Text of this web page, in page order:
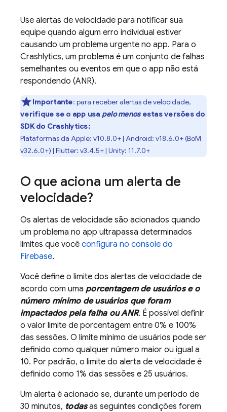
Use alertas de velocidade para notificar sua
equipe quando algum erro individual estiver
causando um problema urgente no app. Para o
Crashlytics, um problema é um conjunto de falhas
semelhantes ou eventos em que o app não está
respondendo (ANR).
Importante: para receber alertas de velocidade,
verifique se o app usa pelo menosestas versões do
SDK do Crashlytics:
Plataformas da Apple: v10.8.0+ | Android: v18.6.0+ (BoM
v32.6.0+) | Flutter: v3.4.5+ | Unity: 11.7.0+
O que aciona um alerta de
velocidade?
Os alertas de velocidade são acionados quando
um problema no app ultrapassa determinados
limites que você configura no console do
Firebase.
Você define o limite dos alertas de velocidade de
acordo com uma porcentagem de usuários e o
número mínimo de usuários que foram
impactados pela falha ou ANR. É possível definir
o valor limite de porcentagem entre 0% e 100%
das sessões. O limite mínimo de usuários pode ser
definido como qualquer número maior ou igual a
10. Por padrão, o limite do alerta de velocidade é
definido como 1% das sessões e 25 usuários.
Um alerta é acionado se, durante um período de
30 minutos, todasas seguintes condições forem